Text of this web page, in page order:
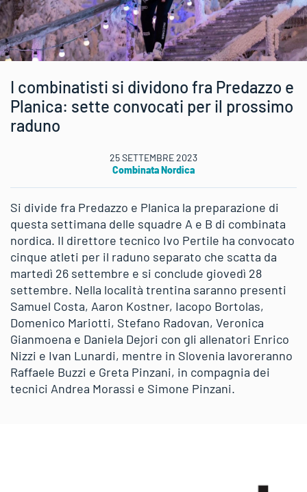
I combinatisti si dividono fra Predazzo e
Planica: sette convocati per il prossimo
raduno
25 SETTEMBRE 2023
Combinata Nordica
Si divide fra Predazzo e Planica la preparazione di
questa settimana delle squadre A e B di combinata
nordica. Il direttore tecnico Ivo Pertile ha convocato
cinque atleti per il raduno separato che scatta da
martedì 26 settembre e si conclude giovedì 28
settembre. Nella località trentina saranno presenti
Samuel Costa, Aaron Kostner, Iacopo Bortolas,
Domenico Mariotti, Stefano Radovan, Veronica
Gianmoena e Daniela Dejori con gli allenatori Enrico
Nizzi e Ivan Lunardi, mentre in Slovenia lavoreranno
Raffaele Buzzi e Greta Pinzani, in compagnia dei
tecnici Andrea Morassi e Simone Pinzani.